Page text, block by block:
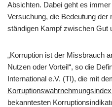
Absichten. Dabei geht es
Versuchung, die Bedeutung der
ständigen Kampf zwischen Gut
„Korruption ist der Missbrauch
Nutzen oder Vorteil“, so die
International e.V. (TI), die mit
bekanntesten